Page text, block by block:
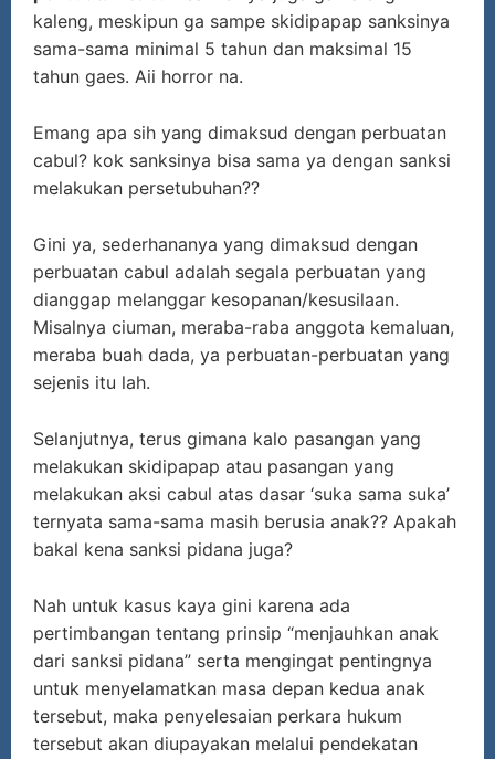
kaleng, meskipun ga sampe skidipapap sanksinya
sama-sama minimal 5 tahun dan maksimal 15
tahun gaes. Aii horror na.
Emang apa sih yang dimaksud dengan perbuatan
cabul? kok sanksinya bisa sama ya dengan sanksi
melakukan persetubuhan??
Gini ya, sederhananya yang dimaksud dengan
perbuatan cabul adalah segala perbuatan yang
dianggap melanggar kesopanan/kesusilaan.
Misalnya ciuman, meraba-raba anggota kemaluan,
meraba buah dada, ya perbuatan-perbuatan yang
sejenis itu lah.
Selanjutnya, terus gimana kalo pasangan yang
melakukan skidipapap atau pasangan yang
melakukan aksi cabul atas dasar ‘suka sama suka’
ternyata sama-sama masih berusia anak?? Apakah
bakal kena sanksi pidana juga?
Nah untuk kasus kaya gini karena ada
pertimbangan tentang prinsip “menjauhkan anak
dari sanksi pidana” serta mengingat pentingnya
untuk menyelamatkan masa depan kedua anak
tersebut, maka penyelesaian perkara hukum
tersebut akan diupayakan melalui pendekatan